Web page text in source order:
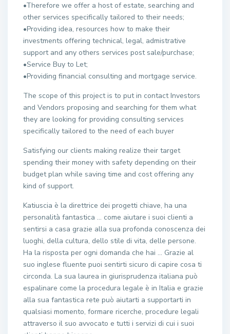
•Therefore we offer a host of estate, searching and
other services specifically tailored to their needs;
•Providing idea, resources how to make their
investments offering technical, legal, admistrative
support and any others services post sale/purchase;
•Service Buy to Let;
•Providing financial consulting and mortgage service.
The scope of this project is to put in contact Investors
and Vendors proposing and searching for them what
they are looking for providing consulting services
specifically tailored to the need of each buyer
Satisfying our clients making realize their target
spending their money with safety depending on their
budget plan while saving time and cost offering any
kind of support.
Katiuscia è la direttrice dei progetti chiave, ha una
personalità fantastica … come aiutare i suoi clienti a
sentirsi a casa grazie alla sua profonda conoscenza dei
luoghi, della cultura, dello stile di vita, delle persone.
Ha la risposta per ogni domanda che hai … Grazie al
suo inglese fluente puoi sentirti sicuro di capire cosa ti
circonda. La sua laurea in giurisprudenza italiana può
espalinare come la procedura legale è in Italia e grazie
alla sua fantastica rete può aiutarti a supportarti in
qualsiasi momento, formare ricerche, procedure legali
attraverso il suo avvocato e tutti i servizi di cui i suoi